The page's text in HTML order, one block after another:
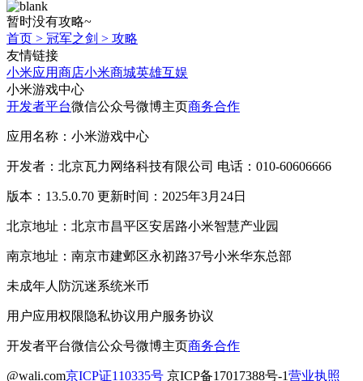
暂时没有攻略~
首页 > 冠军之剑 > 攻略
友情链接
小米应用商店小米商城英雄互娱
小米游戏中心
开发者平台微信公众号微博主页商务合作
应用名称：小米游戏中心
开发者：北京瓦力网络科技有限公司 电话：010-60606666
版本：13.5.0.70 更新时间：2025年3月24日
北京地址：北京市昌平区安居路小米智慧产业园
南京地址：南京市建邺区永初路37号小米华东总部
未成年人防沉迷系统米币
用户应用权限隐私协议用户服务协议
开发者平台微信公众号微博主页商务合作
@wali.com京ICP证110335号 京ICP备17017388号-1营业执照